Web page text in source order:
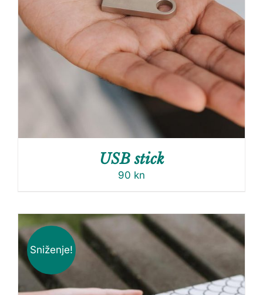
USB stick
90 kn
Sniženje!